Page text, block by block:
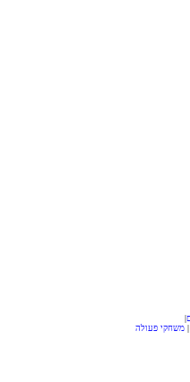
|
| משחקי פעולה